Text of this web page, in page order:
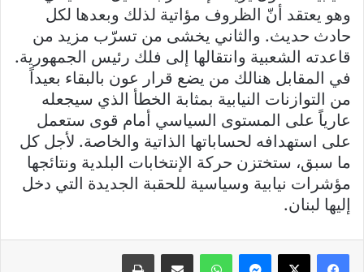
وهو يعتقد أنّ الظروف مؤاتية لذلك وبعدها لكل
حادث حديث. والثاني يخشى من تسرّب مزيد من
قاعدته الشعبية وانتقالها إلى فلك رئيس الجمهورية.
في المقابل هنالك من يضع قرار عون بالبقاء بعيداً
من التوازنات النيابية بمثابة الخطأ الذي سيجعله
عارياً على المستوى السياسي أمام قوى ستعمل
على استهدافه لحساباتها الذاتية والخاصة. لأجل كل
ما سبق، ستختزن حركة الإنتخابات البلدية ونتائجها
مؤشرات نيابية وسياسية للحقبة الجديدة التي دخل
إليها لبنان.
فيسبوك X ماسنجر واتساب مشاركة عبر البريد طباعة